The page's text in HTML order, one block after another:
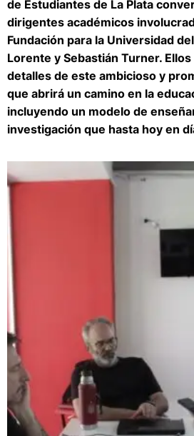
de Estudiantes de La Plata
dirigentes académicos
Fundación para la Universidad
Lorente y Sebastián Turner.
detalles de este ambicioso y
que abrirá un camino en la
incluyendo un modelo de
investigación que hasta hoy en